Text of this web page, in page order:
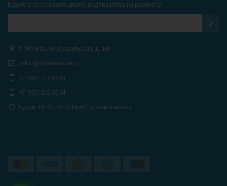
Будьте в курсе наших акций, подпишитесь на рассылку:
г. Москва, ул. Суздальская, д. 18г
zakaz@virutexrussia.ru
+7 (495) 777-14-94
+7 (800) 200-15-94
Будни: 09:00 - 20:00 СБ-ВС: прием заказов